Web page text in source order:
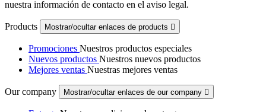
nuestra información de contacto en el aviso legal.
Products Mostrar/ocultar enlaces de products 
Promociones Nuestros productos especiales
Nuevos productos Nuestros nuevos productos
Mejores ventas Nuestras mejores ventas
Our company Mostrar/ocultar enlaces de our company 